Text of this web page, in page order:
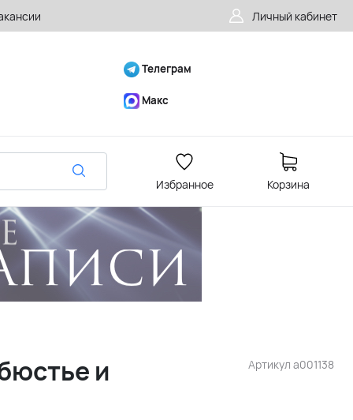
Личный кабинет
Телеграм
Макс
Избранное Корзина
Артикул a001138
и